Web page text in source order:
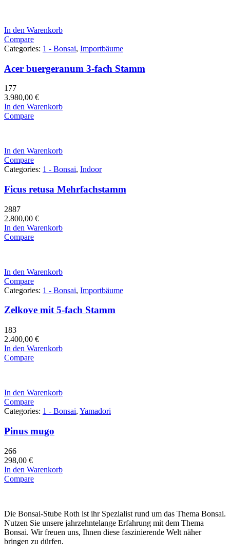
In den Warenkorb
Compare
Categories: 1 - Bonsai, Importbäume
Acer buergeranum 3-fach Stamm
177
3.980,00 €
In den Warenkorb
Compare
In den Warenkorb
Compare
Categories: 1 - Bonsai, Indoor
Ficus retusa Mehrfachstamm
2887
2.800,00 €
In den Warenkorb
Compare
In den Warenkorb
Compare
Categories: 1 - Bonsai, Importbäume
Zelkove mit 5-fach Stamm
183
2.400,00 €
In den Warenkorb
Compare
In den Warenkorb
Compare
Categories: 1 - Bonsai, Yamadori
Pinus mugo
266
298,00 €
In den Warenkorb
Compare
Die Bonsai-Stube Roth ist ihr Spezialist rund um das Thema Bonsai.
Nutzen Sie unsere jahrzehntelange Erfahrung mit dem Thema
Bonsai. Wir freuen uns, Ihnen diese faszinierende Welt näher
bringen zu dürfen.